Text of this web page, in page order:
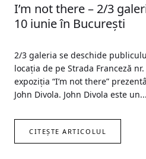
I’m not there – 2/3
10 iunie în București
2/3 galeria se deschide
locația de pe Strada Franceză
expoziția “I’m not there”
John Divola. John Divola este un...
CITEȘTE ARTICOLUL